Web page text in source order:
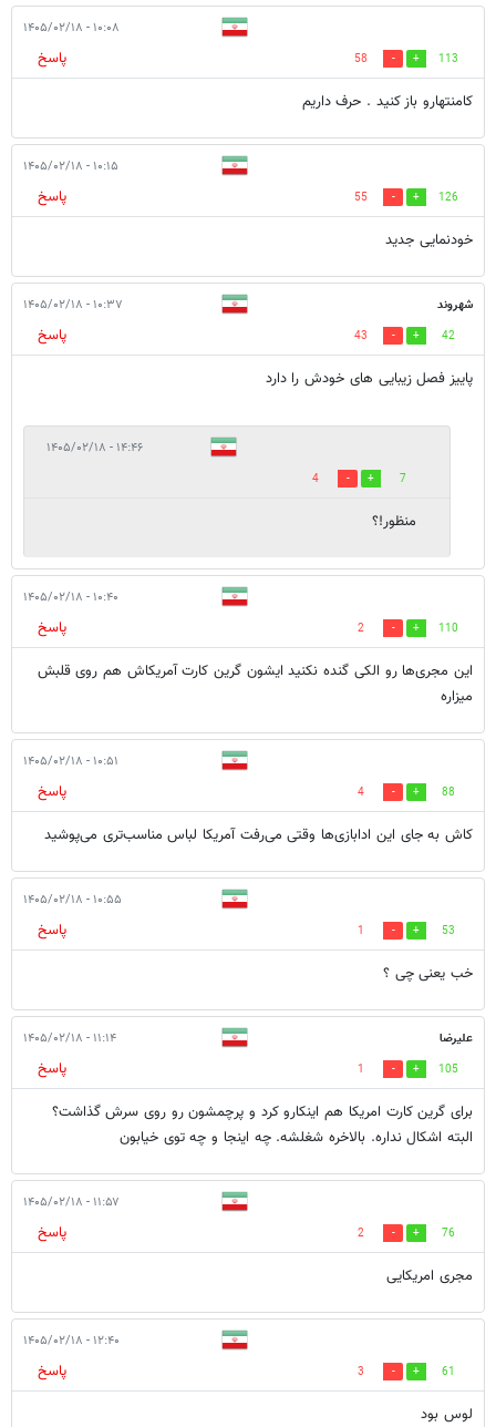
۱۰:۰۸ - ۱۴۰۵/۰۲/۱۸
113
58
پاسخ
کامنتهارو باز کنید . حرف داریم
۱۰:۱۵ - ۱۴۰۵/۰۲/۱۸
126
55
پاسخ
خودنمایی جدید
شهروند ۱۰:۳۷ - ۱۴۰۵/۰۲/۱۸
42
43
پاسخ
پاییز فصل زیبایی های خودش را دارد
۱۴:۴۶ - ۱۴۰۵/۰۲/۱۸
7
4
منظور!؟
۱۰:۴۰ - ۱۴۰۵/۰۲/۱۸
110
2
پاسخ
این مجری‌ها رو الکی گنده نکنید ایشون گرین کارت آمریکاش هم روی قلبش
میزاره
۱۰:۵۱ - ۱۴۰۵/۰۲/۱۸
88
4
پاسخ
کاش به جای این ادابازی‌ها وقتی می‌رفت آمریکا لباس مناسب‌تری می‌پوشید
۱۰:۵۵ - ۱۴۰۵/۰۲/۱۸
53
1
پاسخ
خب یعنی چی ؟
علیرضا ۱۱:۱۴ - ۱۴۰۵/۰۲/۱۸
105
1
پاسخ
برای گرین کارت امریکا هم اینکارو کرد و پرچمشون رو روی سرش گذاشت؟
البته اشکال نداره. بالاخره شغلشه. چه اینجا و چه توی خیابون
۱۱:۵۷ - ۱۴۰۵/۰۲/۱۸
76
2
پاسخ
مجری امریکایی
۱۲:۴۰ - ۱۴۰۵/۰۲/۱۸
61
3
پاسخ
لوس بود